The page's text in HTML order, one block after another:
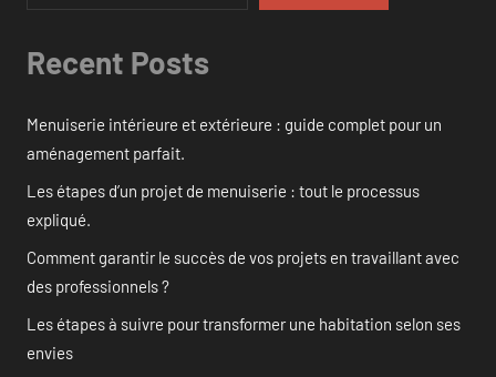
Recent Posts
Menuiserie intérieure et extérieure : guide complet pour un
aménagement parfait.
Les étapes d’un projet de menuiserie : tout le processus
expliqué.
Comment garantir le succès de vos projets en travaillant avec
des professionnels ?
Les étapes à suivre pour transformer une habitation selon ses
envies